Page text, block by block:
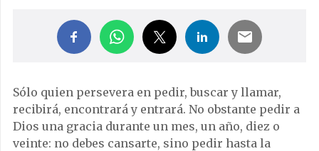
Sólo quien persevera en pedir, buscar y llamar,
recibirá, encontrará y entrará. No obstante pedir a
Dios una gracia durante un mes, un año, diez o
veinte: no debes cansarte, sino pedir hasta la